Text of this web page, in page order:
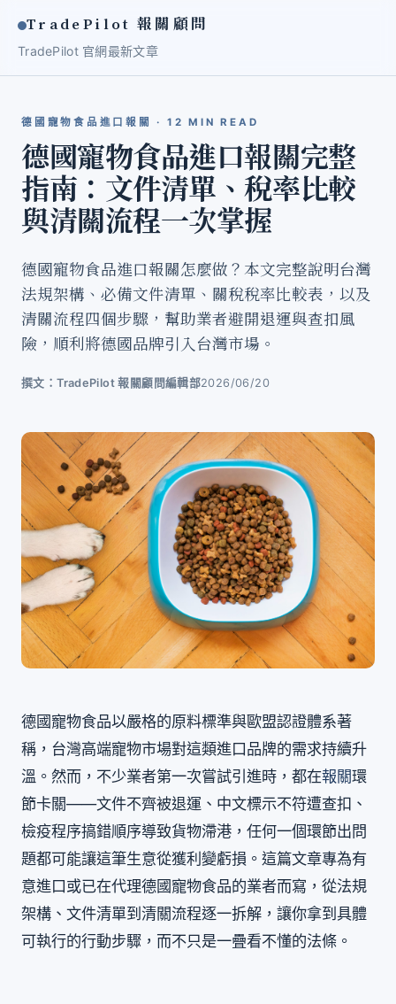
TradePilot 報關顧問
TradePilot 官網最新文章
德國寵物食品進口報關 · 12 MIN READ
德國寵物食品進口報關完整
指南：文件清單、稅率比較
與清關流程一次掌握
德國寵物食品進口報關怎麼做？本文完整說明台灣
法規架構、必備文件清單、關稅稅率比較表，以及
清關流程四個步驟，幫助業者避開退運與查扣風
險，順利將德國品牌引入台灣市場。
撰文：TradePilot 報關顧問編輯部2026/06/20
德國寵物食品以嚴格的原料標準與歐盟認證體系著
稱，台灣高端寵物市場對這類進口品牌的需求持續升
溫。然而，不少業者第一次嘗試引進時，都在報關環
節卡關——文件不齊被退運、中文標示不符遭查扣、
檢疫程序搞錯順序導致貨物滯港，任何一個環節出問
題都可能讓這筆生意從獲利變虧損。這篇文章專為有
意進口或已在代理德國寵物食品的業者而寫，從法規
架構、文件清單到清關流程逐一拆解，讓你拿到具體
可執行的行動步驟，而不只是一疊看不懂的法條。